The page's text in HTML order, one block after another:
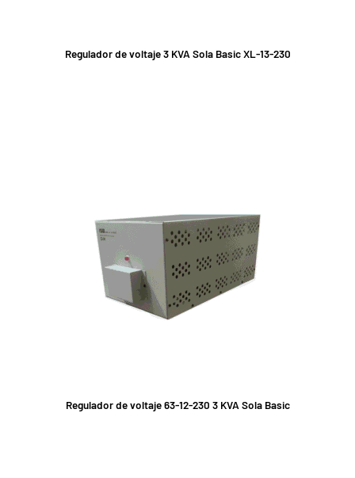
Regulador de voltaje 3 KVA Sola Basic XL-13-230
Regulador de voltaje 63-12-230 3 KVA Sola Basic